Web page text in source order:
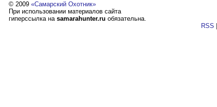
© 2009 «Самарский Охотник»
При использовании материалов сайта
гиперссылка на samarahunter.ru обязательна.
RSS